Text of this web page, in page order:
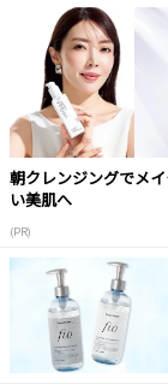
朝クレンジングでメ
い美肌へ
(PR)